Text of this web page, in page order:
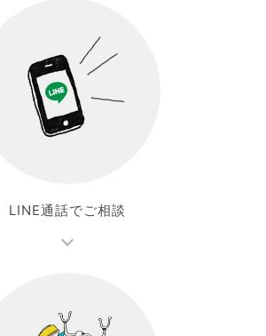
LINE通話でご相談